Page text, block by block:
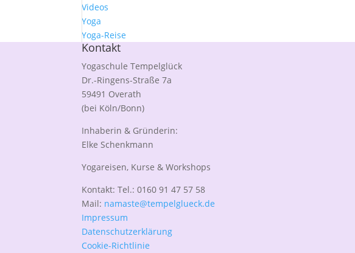
Videos
Yoga
Yoga-Reise
Kontakt
Yogaschule Tempelglück
Dr.-Ringens-Straße 7a
59491 Overath
(bei Köln/Bonn)
Inhaberin & Gründerin:
Elke Schenkmann
Yogareisen, Kurse & Workshops
Kontakt: Tel.: 0160 91 47 57 58
Mail: namaste@tempelglueck.de
Impressum
Datenschutzerklärung
Cookie-Richtlinie